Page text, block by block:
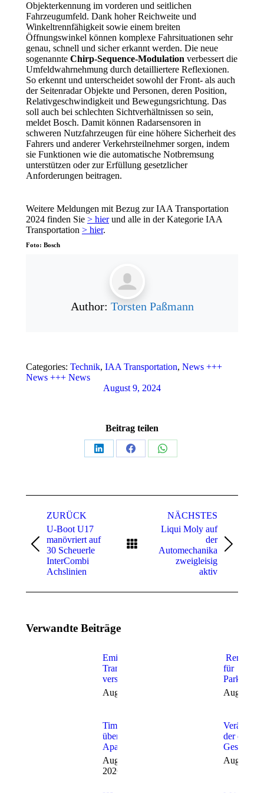
Objekterkennung im vorderen und seitlichen
Fahrzeugumfeld. Dank hoher Reichweite und
Winkeltrennfähigkeit sowie einem breiten
Öffnungswinkel können komplexe Fahrsituationen sehr
genau, schnell und sicher erkannt werden. Die neue
sogenannte Chirp-Sequence-Modulation verbessert die
Umfeldwahrnehmung durch detailliertere Reflexionen.
So erkennt und unterscheidet sowohl der Front- als auch
der Seitenradar Objekte und Personen, deren Position,
Relativgeschwindigkeit und Bewegungsrichtung. Das
soll auch bei schlechten Sichtverhältnissen so sein,
meldet Bosch. Damit können Radarsensoren in
schweren Nutzfahrzeugen für eine höhere Sicherheit des
Fahrers und anderer Verkehrsteilnehmer sorgen, indem
sie Funktionen wie die automatische Notbremsung
unterstützen oder zur Erfüllung gesetzlicher
Anforderungen beitragen.
Weitere Meldungen mit Bezug zur IAA Transportation
2024 finden Sie > hierund alle in der Kategorie IAA
Transportation > hier.
Foto: Bosch
Author: Torsten Paßmann
Categories: Technik, IAA Transportation, News +++
News +++ News
August 9, 2024
Beitrag teilen
Teilen
Teilen
Teilen
ZURÜCK
Vorheriger
Beitrag:
U-Boot U17
manövriert auf
30 Scheuerle
InterCombi
Achslinien
NÄCHSTES
Nächster
Beitrag:
Liqui Moly auf
der
Automechanika
zweigleisig
aktiv
Verwandte Beiträge
Emissionsfreies
Transportangebot
verstärkt
August 7, 2026
Remote
für
August 6,
Timocom
übernimmt
Aparkado
August 4,
2026
der
August 3,